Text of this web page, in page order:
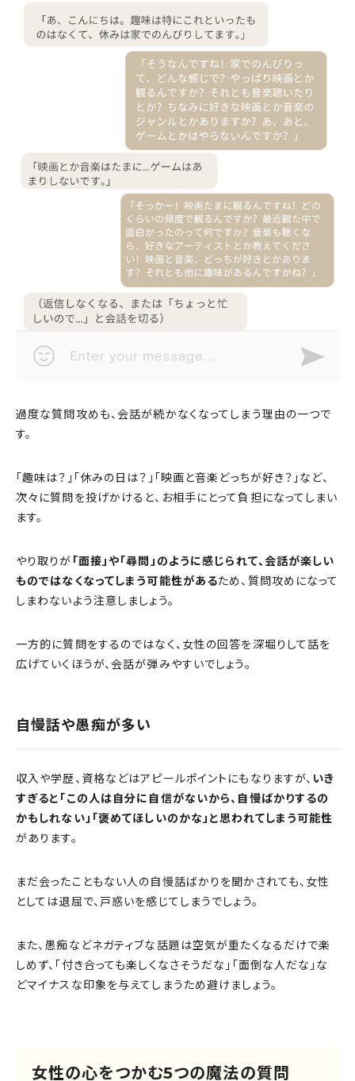
過度な質問攻めも、会話が続かなくなってしまう理由の一つで
す。
「趣味は？」「休みの日は？」「映画と音楽どっちが好き？」など、
次々に質問を投げかけると、お相手にとって負担になってしまい
ます。
やり取りが 「面接」や「尋問」のように感じられて、会話が楽しい
ものではなくなってしまう可能性があるため、質問攻めになって
しまわないよう注意しましょう。
一方的に質問をするのではなく、女性の回答を深堀りして話を
広げていくほうが、会話が弾みやすいでしょう。
自慢話や愚痴が多い
収入や学歴、資格などはアピールポイントにもなりますが、 いき
すぎると「この人は自分に自信がないから、自慢ばかりするの
かもしれない」「褒めてほしいのかな」と思われてしまう可能性
があります。
まだ会ったこともない人の自慢話ばかりを聞かされても、女性
としては退屈で、戸惑いを感じてしまうでしょう。
また、愚痴などネガティブな話題は空気が重たくなるだけで楽
しめず、「付き合っても楽しくなさそうだな」「面倒な人だな」な
どマイナスな印象を与えてしまうため避けましょう。
女性の心をつかむ5つの魔法の質問